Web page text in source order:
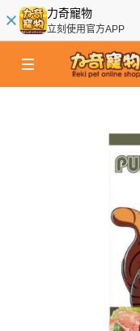
力奇寵物
立刻使用官方APP